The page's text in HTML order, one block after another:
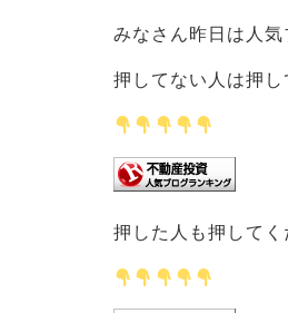
みなさん昨日は人
押してない人は押し
押した人も押してく